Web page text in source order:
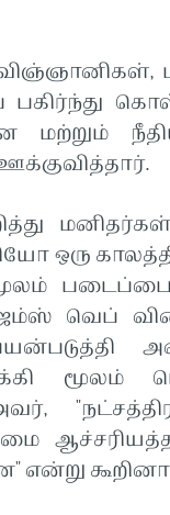
பகிர்ந்து
மற்றும்
ஒரு
படைப்பைப்
வெப்
மூலம்
என்று